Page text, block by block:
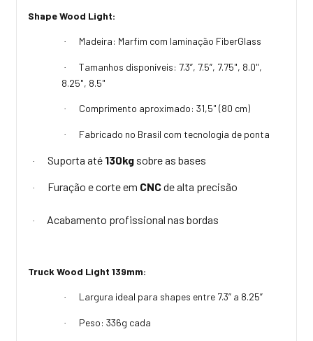
Shape Wood Light:
· Madeira: Marfim com laminação FiberGlass
·
Tamanhos disponíveis: 7.3”, 7.5”, 7.75", 8.0",
8.25", 8.5"
· Comprimento aproximado: 31,5" (80 cm)
· Fabricado no Brasil com tecnologia de ponta
· Suporta até 130kg sobre as bases
· Furação e corte em CNCde alta precisão
· Acabamento profissional nas bordas
Truck Wood Light 139mm:
· Largura ideal para shapes entre 7.3” a 8.25”
· Peso: 336g cada